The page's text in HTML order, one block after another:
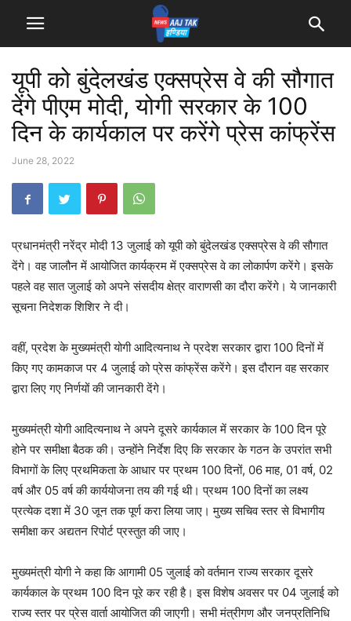
यूपी को बुंदेलखंड एक्सप्रेस वे की सौगात
देंगे पीएम मोदी, योगी सरकार के 100
दिन के कार्यकाल पर करेंगे प्रेस कांफ्रेंस
June 28, 2022
प्रधानमंत्री नरेंद्र मोदी 13 जुलाई को यूपी को बुंदेलखंड एक्सप्रेस वे की सौगात
देंगे। वह जालौन में आयोजित कार्यक्रम में एक्सप्रेस वे का लोकार्पण करेंगे। इसके
पहले वह सात जुलाई को अपने संसदीय क्षेत्र वाराणसी का दौरा करेंगे। ये जानकारी
सूचना निदेशक शिशिर ने दी।
वहीं, प्रदेश के मुख्यमंत्री योगी आदित्यनाथ ने प्रदेश सरकार द्वारा 100 दिनों में
किए गए कामकाज पर 4 जुलाई को प्रेस कांफ्रेंस करेंगे। इस दौरान वह सरकार
द्वारा लिए गए निर्णयों की जानकारी देंगे।
मुख्यमंत्री योगी आदित्यनाथ ने अपने दूसरे कार्यकाल में सरकार के 100 दिन पूरे
होने पर समीक्षा बैठक की। उन्होंने निर्देश दिए कि सरकार के गठन के उपरांत सभी
विभागों के लिए प्रथमिकता के आधार पर प्रथम 100 दिनों, 06 माह, 01 वर्ष, 02
वर्ष और 05 वर्ष की कार्ययोजना तय की गई थी। प्रथम 100 दिनों का लक्ष्य
प्रत्येक दशा में 30 जून तक पूर्ण करा लिया जाए। मुख्य सचिव स्तर से विभागीय
समीक्षा कर अद्यतन रिपोर्ट प्रस्तुत की जाए।
मुख्यमंत्री योगी ने कहा कि आगामी 05 जुलाई को वर्तमान राज्य सरकार दूसरे
कार्यकाल के प्रथम 100 दिन पूरे कर रही है। इस विशेष अवसर पर 04 जुलाई को
राज्य स्तर पर प्रेस वार्ता आयोजित की जाएगी। सभी मंत्रीगण और जनप्रतिनिधि